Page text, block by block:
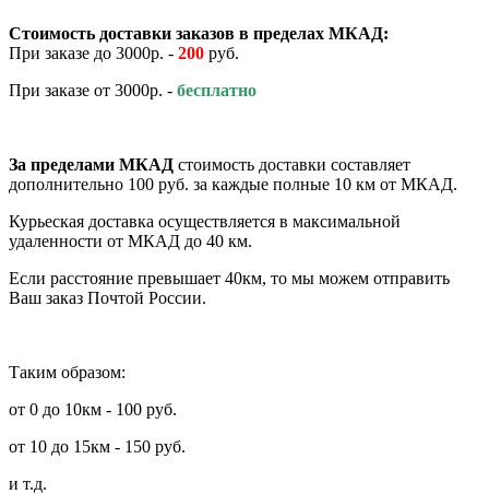
Стоимость доставки заказов в пределах МКАД:
При заказе до 3000р. - 200 руб.
При заказе от 3000р. - бесплатно
За пределами МКАД стоимость доставки составляет
дополнительно 100 руб. за каждые полные 10 км от МКАД.
Курьеская доставка осуществляется в максимальной
удаленности от МКАД до 40 км.
Если расстояние превышает 40км, то мы можем отправить
Ваш заказ Почтой России.
Таким образом:
от 0 до 10км - 100 руб.
от 10 до 15км - 150 руб.
и т.д.